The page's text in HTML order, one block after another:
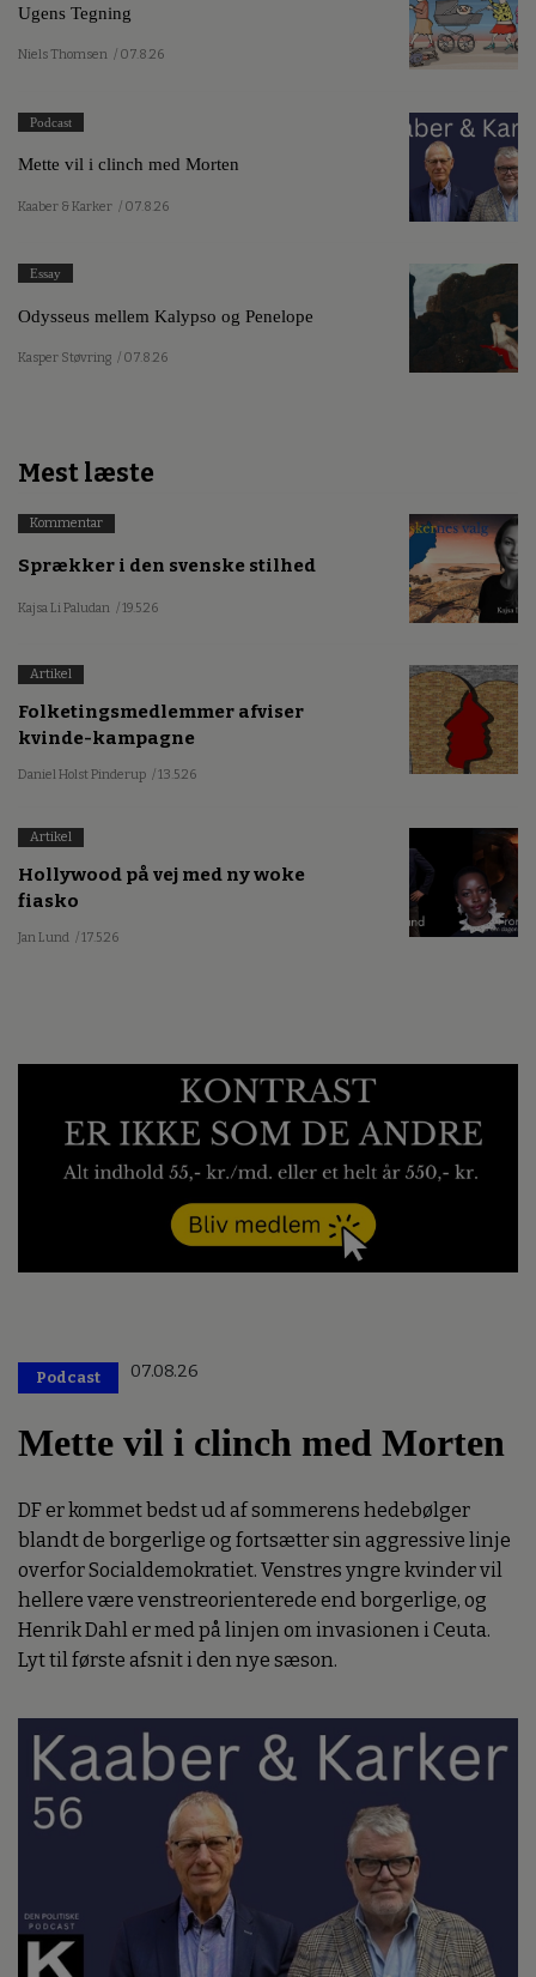
Ugens Tegning
Niels Thomsen / 07.8.26
Podcast
Mette vil i clinch med Morten
Kaaber & Karker / 07.8.26
Essay
Odysseus mellem Kalypso og Penelope
Kasper Støvring / 07.8.26
Mest læste
Kommentar
Sprækker i den svenske stilhed
Kajsa Li Paludan / 19.5.26
Artikel
Folketingsmedlemmer afviser
kvinde-kampagne
Daniel Holst Pinderup / 13.5.26
Artikel
Hollywood på vej med ny woke
fiasko
Jan Lund / 17.5.26
Podcast 07.08.26
Mette vil i clinch med Morten
DF er kommet bedst ud af sommerens hedebølger
blandt de borgerlige og fortsætter sin aggressive linje
overfor Socialdemokratiet. Venstres yngre kvinder vil
hellere være venstreorienterede end borgerlige, og
Henrik Dahl er med på linjen om invasionen i Ceuta.
Lyt til første afsnit i den nye sæson.